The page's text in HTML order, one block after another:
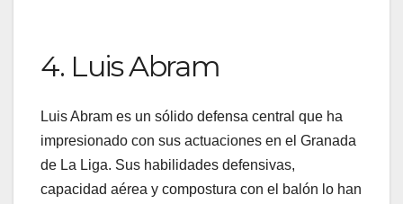
4. Luis Abram
Luis Abram es un sólido defensa central que ha
impresionado con sus actuaciones en el Granada
de La Liga. Sus habilidades defensivas,
capacidad aérea y compostura con el balón lo han